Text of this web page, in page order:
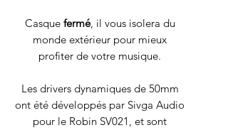
Casque fermé, il vous isolera du
monde extérieur pour mieux
profiter de votre musique.
Les drivers dynamiques de 50mm
ont été développés par Sivga Audio
pour le Robin SV021, et sont